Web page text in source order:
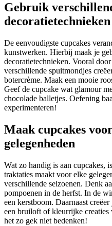
Gebruik
decoratietechnieken
De eenvoudigste cupcakes
kunstwerken. Hierbij maak je
decoratietechnieken. Vooral
verschillende spuitmondjes
botercrème. Maak een mooie
Geef de cupcake wat glamour
chocolade balletjes. Oefening
experimenteren!
Maak cupcakes
gelegenheden
Wat zo handig is aan cupcakes,
traktaties maakt voor elke
verschillende seizoenen. Denk
pompoenen in de herfst. In de
een kerstboom. Daarnaast
een bruiloft of kleurrijke creaties
het zo gek niet bedenken!